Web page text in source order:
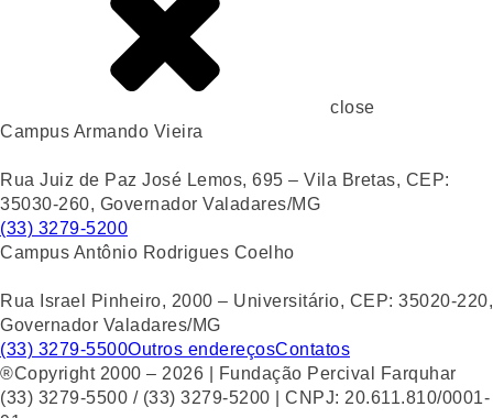
close
Campus Armando Vieira
Rua Juiz de Paz José Lemos, 695 – Vila Bretas, CEP:
35030-260, Governador Valadares/MG
(33) 3279-5200
Campus Antônio Rodrigues Coelho
Rua Israel Pinheiro, 2000 – Universitário, CEP: 35020-220,
Governador Valadares/MG
(33) 3279-5500Outros endereçosContatos
®Copyright 2000 – 2026 | Fundação Percival Farquhar
(33) 3279-5500 / (33) 3279-5200 | CNPJ: 20.611.810/0001-